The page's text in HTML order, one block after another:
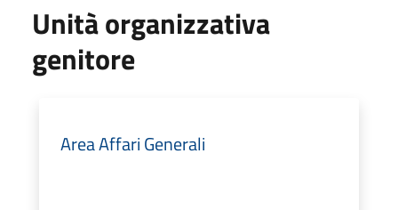
Unità organizzativa
genitore
Area Affari Generali